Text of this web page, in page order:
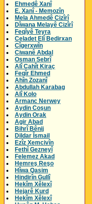
Ehmedê Xanî
E. Xanî - Memozîn
Mela Ahmedê Cizîrî
Dîwana Melayê Cizîrî
Feqîyê Teyra
Celadet Elî Bedirxan
Cîgerxwîn
Ciwanê Abdal
Osman Sebrî
Alî Cahît Kiraç
Feqîr Ehmed
Ahîn Zozanî
Abdullah Karabag
Alî Kolo
Armanc Nerwey
Aydin Coşun
Aydin Orak
Agir Abad
Bihrî Bênij
Dildar Îsmail
Ezîz Xemcivîn
Fethî Gezneyî
Felemez Akad
Hemreş Reşo
Hîwa Qasim
Hindirîn Gullî
Hekîm Xêlexî
Hejarê Kurd
Hekîm Xêlexî